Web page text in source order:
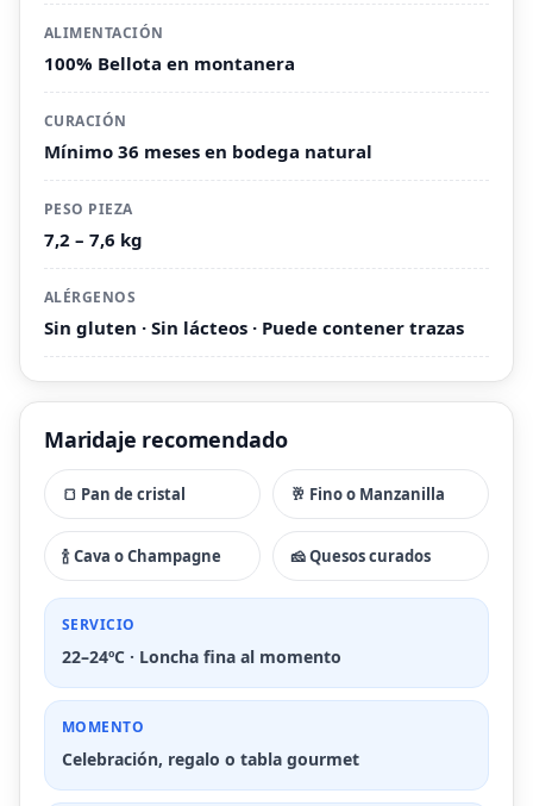
ALIMENTACIÓN
100% Bellota en montanera
CURACIÓN
Mínimo 36 meses en bodega natural
PESO PIEZA
7,2 – 7,6 kg
ALÉRGENOS
Sin gluten · Sin lácteos · Puede contener trazas
Maridaje recomendado
🍞 Pan de cristal 🥂 Fino o Manzanilla
🍾 Cava o Champagne 🧀 Quesos curados
SERVICIO
22–24ºC · Loncha fina al momento
MOMENTO
Celebración, regalo o tabla gourmet